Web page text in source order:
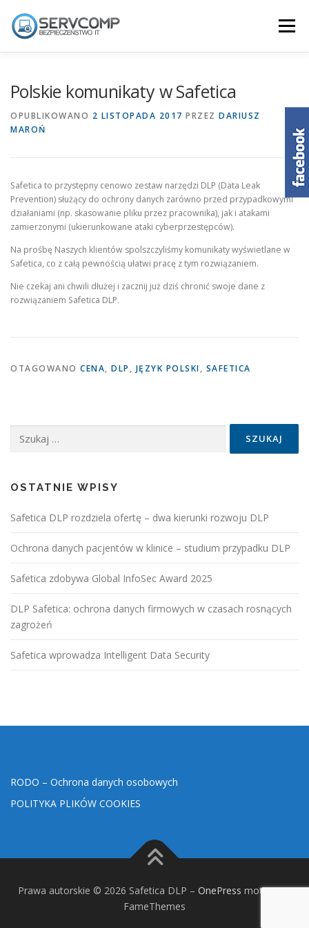
treści
Menu
DLACZEGO SAFETICA
POKAZ AKTUALNOŚCI KONTAKT
Polskie komunikaty w Safetica
OPUBLIKOWANO 2 LISTOPADA 2017 PRZEZ DARIUSZ
MAROŃ
Safetica to przystępny cenowo zestaw narzędzi DLP (Data Leak
Prevention) służący do ochrony danych zarówno przed przypadkowymi
działaniami (np. skasowanie pliku przez pracownika), jak i atakami
zamierzonymi (ukierunkowane ataki cyberprzestępców).
Na prośbę Naszych klientów spolszczyliśmy komunikaty wyświetlane w
Safetica, co z całą pewnością ułatwi pracę z tym rozwiązaniem.
Nie czekaj ani chwili dłużej i zacznij już dziś chronić swoje dane z
rozwiązaniem Safetica DLP.
OTAGOWANO CENA, DLP , JĘZYK POLSKI, SAFETICA
OSTATNIE WPISY
Safetica DLP rozdziela ofertę – dwa kierunki rozwoju DLP
Ochrona danych pacjentów w klinice – studium przypadku DLP
Safetica zdobywa Global InfoSec Award 2025
DLP Safetica: ochrona danych firmowych w czasach rosnących
zagrożeń
Safetica wprowadza Intelligent Data Security
RODO – Ochrona danych osobowych
POLITYKA PLIKÓW COOKIES
Prawa autorskie © 2026 Safetica DLP – OnePress motyw wg
FameThemes